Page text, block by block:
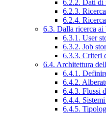
6.2.2. Dati di
6.2.3.
6.2.4.
6.3. Dalla ricerca
6.3.1. User
6.3.2. Job
6.3.3. Criteri
6.4. Architettura
6.4.1.
6.4.2.
6.4.3. Flussi
6.4.4.
6.4.5.